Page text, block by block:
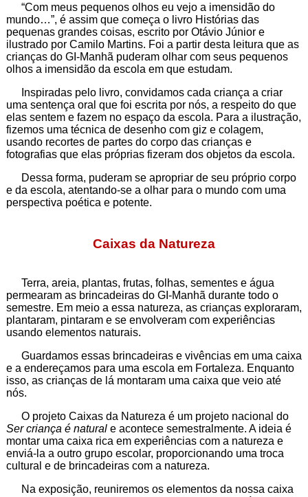
“Com meus pequenos olhos eu vejo a imensidão do
mundo…”, é assim que começa o livro Histórias das
pequenas grandes coisas, escrito por Otávio Júnior e
ilustrado por Camilo Martins. Foi a partir desta leitura que as
crianças do GI-Manhã puderam olhar com seus pequenos
olhos a imensidão da escola em que estudam.
Inspiradas pelo livro, convidamos cada criança a criar
uma sentença oral que foi escrita por nós, a respeito do que
elas sentem e fazem no espaço da escola. Para a ilustração,
fizemos uma técnica de desenho com giz e colagem,
usando recortes de partes do corpo das crianças e
fotografias que elas próprias fizeram dos objetos da escola.
Dessa forma, puderam se apropriar de seu próprio corpo
e da escola, atentando-se a olhar para o mundo com uma
perspectiva poética e potente.
Caixas da Natureza
Terra, areia, plantas, frutas, folhas, sementes e água
permearam as brincadeiras do GI-Manhã durante todo o
semestre. Em meio a essa natureza, as crianças exploraram,
plantaram, pintaram e se envolveram com experiências
usando elementos naturais.
Guardamos essas brincadeiras e vivências em uma caixa
e a endereçamos para uma escola em Fortaleza. Enquanto
isso, as crianças de lá montaram uma caixa que veio até
nós.
O projeto Caixas da Natureza é um projeto nacional do
Ser criança é natural e acontece semestralmente. A ideia é
montar uma caixa rica em experiências com a natureza e
enviá-la a outro grupo escolar, proporcionando uma troca
cultural e de brincadeiras com a natureza.
Na exposição, reuniremos os elementos da nossa caixa